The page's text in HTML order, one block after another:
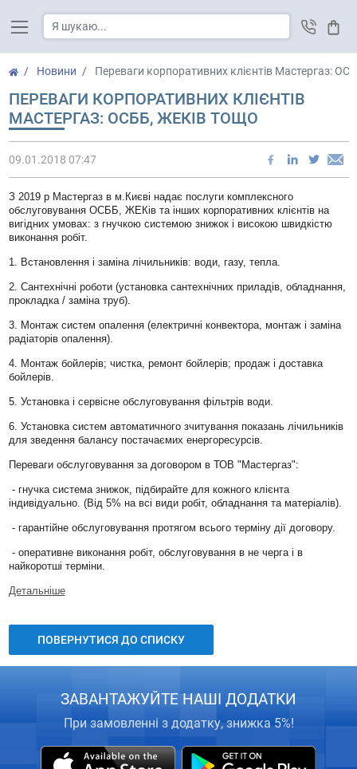
Новини Переваги корпоративних клієнтів Мастергаз:
ПЕРЕВАГИ КОРПОРАТИВНИХ КЛІЄНТІВ
МАСТЕРГАЗ: ОСББ, ЖЕКІВ ТОЩО
09.01.2018 07:47
З 2019 р Мастергаз в м.Києві надає послуги комплексного
обслуговування ОСББ, ЖЕКів та інших корпоративних клієнтів на
вигідних умовах: з гнучкою системою знижок і високою швидкістю
виконання робіт.
1. Встановлення і заміна лічильників: води, газу, тепла.
2. Сантехнічні роботи (установка сантехнічних приладів, обладнання,
прокладка / заміна труб).
3. Монтаж систем опалення (електричні конвектора, монтаж і заміна
радіаторів опалення).
4. Монтаж бойлерів; чистка, ремонт бойлерів; продаж і доставка
бойлерів.
5. Установка і сервісне обслуговування фільтрів води.
6. Установка систем автоматичного зчитування показань лічильників
для зведення балансу постачаємих енергоресурсів.
Переваги обслуговування за договором в ТОВ "Мастергаз":
- гнучка система знижок, підбирайте для кожного клієнта
індивідуально. (Від 5% на всі види робіт, обладнання та матеріалів).
- гарантійне обслуговування протягом всього терміну дії договору.
- оперативне виконання робіт, обслуговування в не черга і в
найкоротші терміни.
Детальніше
ПОВЕРНУТИСЯ ДО СПИСКУ
ЗАВАНТАЖУЙТЕ НАШІ ДОДАТКИ
При замовленні з додатку, знижка 5%!